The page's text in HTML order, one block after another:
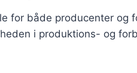
for både producenter og
i produktions- og